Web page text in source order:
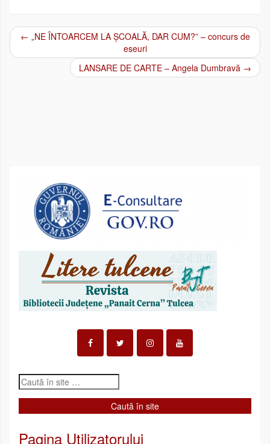
Post navigation
← „NE ÎNTOARCEM LA ȘCOALĂ, DAR CUM?” – concurs de
eseuri
LANSARE DE CARTE – Angela Dumbravă →
Pagina Utilizatorului